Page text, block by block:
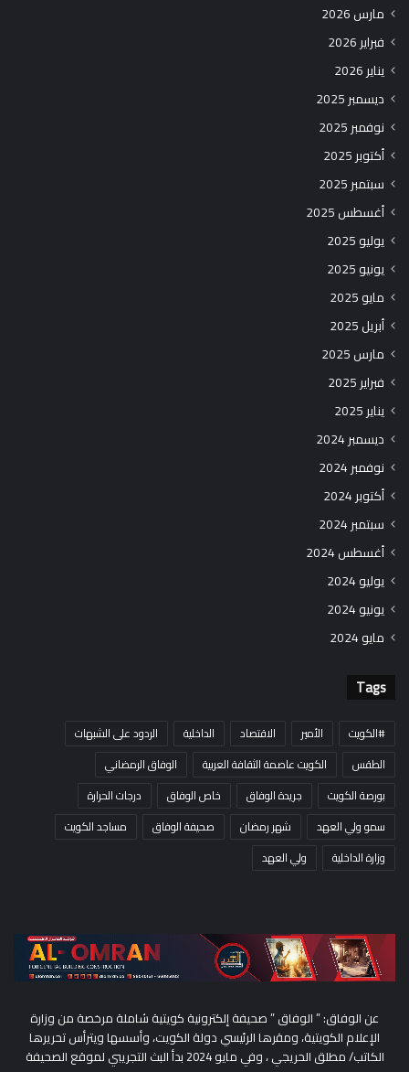
مارس 2026
فبراير 2026
يناير 2026
ديسمبر 2025
نوفمبر 2025
أكتوبر 2025
سبتمبر 2025
أغسطس 2025
يوليو 2025
يونيو 2025
مايو 2025
أبريل 2025
مارس 2025
فبراير 2025
يناير 2025
ديسمبر 2024
نوفمبر 2024
أكتوبر 2024
سبتمبر 2024
أغسطس 2024
يوليو 2024
يونيو 2024
مايو 2024
Tags
#الكويت الأمير الاقتصاد الداخلية
الردود على الشبهات
الطقس
الكويت عاصمة الثقافة العربية
الوفاق الرمضاني
بورصة الكويت
جريدة الوفاق خاص الوفاق
درجات الحرارة
سمو ولي العهد
شهر رمضان صحيفة الوفاق
مساجد الكويت
وزارة الداخلية
ولي العهد
عن الوفاق: ” الوفاق ” صحيفة إلكترونية كويتية شاملة مرخصة من وزارة
الإعلام الكويتية، ومقرها الرئيسي دولة الكويت، وأسسها ويترأس تحريرها
الكاتب/ مطلق الحريجي ، وفي مايو 2024 بدأ البث التجريبي لموقع الصحيفة